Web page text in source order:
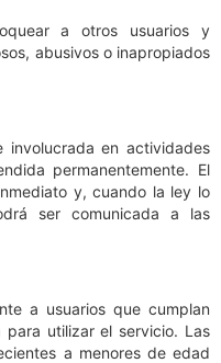
a otros usuarios y
abusivos o inapropiados
involucrada en actividades
permanentemente. El
y, cuando la ley lo
ser comunicada a las
a usuarios que cumplan
utilizar el servicio. Las
a menores de edad